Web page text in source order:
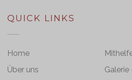
QUICK LINKS
Home
Über uns
Galerie